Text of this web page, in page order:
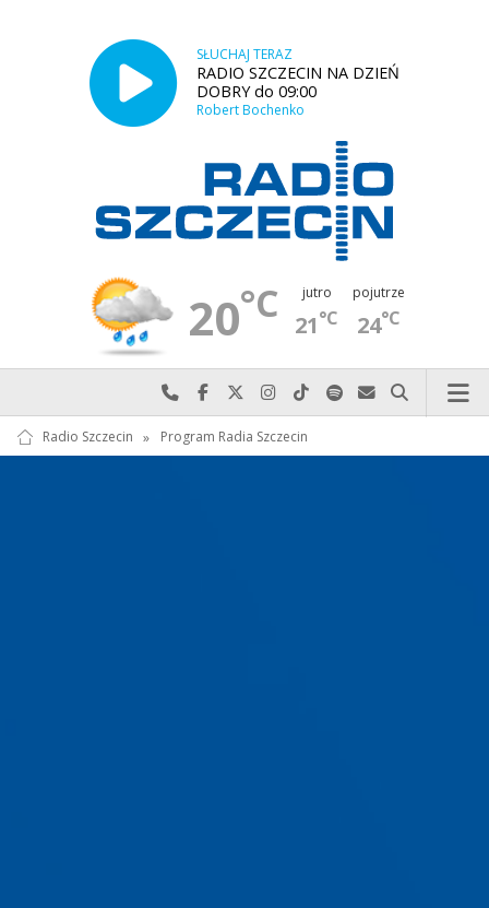
SŁUCHAJ TERAZ
RADIO SZCZECIN NA DZIEŃ
DOBRY do 09:00
Robert Bochenko
20°C jutro
21°C
pojutrze
24°C
Najlepiej po prostu do nas zadzwoń
Odwiedź nas na Facebook-u
Odwiedź nas na X
Odwiedź nas na Instagram-ie
Odwiedź nas na TikTok-u
Szukaj nas na Spotify
Wyślij do nas
Szukaj
Radio Szczecin » Program Radia Szczecin